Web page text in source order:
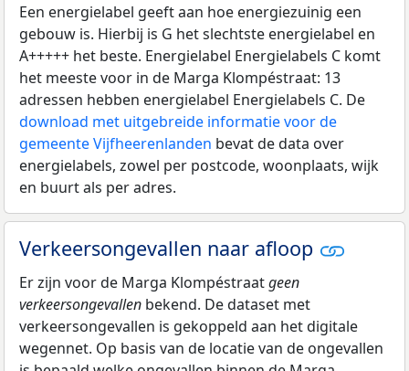
Een energielabel geeft aan hoe energiezuinig een
gebouw is. Hierbij is G het slechtste energielabel en
A+++++ het beste. Energielabel Energielabels C komt
het meeste voor in de Marga Klompéstraat: 13
adressen hebben energielabel Energielabels C. De
download met uitgebreide informatie voor de
gemeente Vijfheerenlanden bevat de data over
energielabels, zowel per postcode, woonplaats, wijk
en buurt als per adres.
Verkeersongevallen naar afloop
Er zijn voor de Marga Klompéstraatgeen
verkeersongevallen bekend. De dataset met
verkeersongevallen is gekoppeld aan het digitale
wegennet. Op basis van de locatie van de ongevallen